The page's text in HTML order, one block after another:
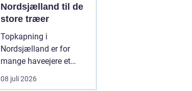
Nordsjælland til de
store træer
Topkapning i
Nordsjælland er for
mange haveejere et
nødvendigt skridt, når
store træer skaber
08 juli 2026